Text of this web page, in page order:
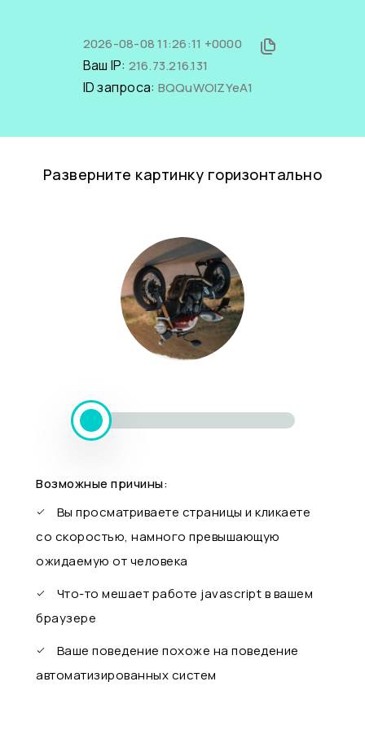
2026-08-08 11:26:11 +0000
Ваш IP: 216.73.216.131
ID запроса: BQQuWOIZYeA1
Разверните картинку горизонтально
Возможные причины:
Вы просматриваете страницы и кликаете
со скоростью, намного превышающую
ожидаемую от человека
Что-то мешает работе javascript в вашем
браузере
Ваше поведение похоже на поведение
автоматизированных систем